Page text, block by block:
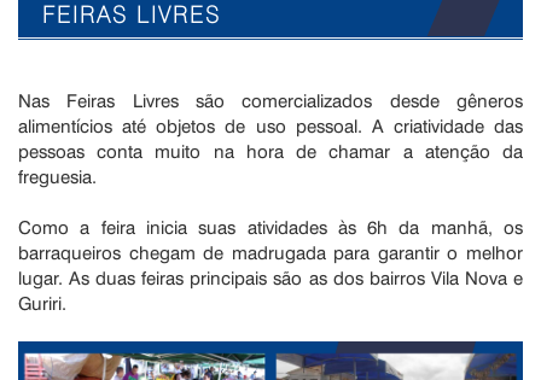
FEIRAS LIVRES
Nas Feiras Livres são comercializados desde gêneros
alimentícios até objetos de uso pessoal. A criatividade das
pessoas conta muito na hora de chamar a atenção da
freguesia.
Como a feira inicia suas atividades às 6h da manhã, os
barraqueiros chegam de madrugada para garantir o melhor
lugar. As duas feiras principais são as dos bairros Vila Nova e
Guriri.